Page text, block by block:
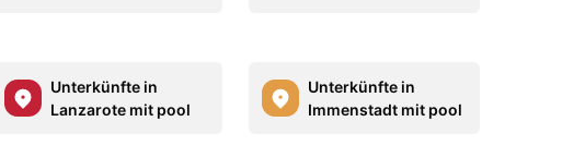
Unterkünfte in
Lanzarote mit pool
Unterkünfte in
Immenstadt mit pool